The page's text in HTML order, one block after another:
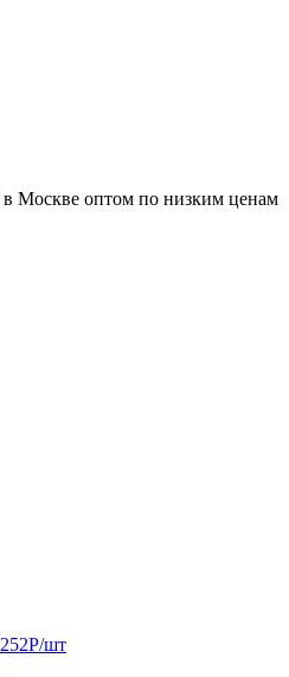
Москве оптом по низким ценам
Р/шт